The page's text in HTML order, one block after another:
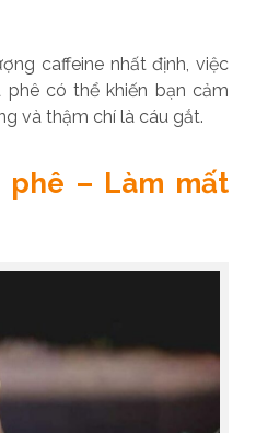
caffeine nhất định, việc
có thể khiến bạn cảm
và thậm chí là cáu gắt.
phê – Làm mất